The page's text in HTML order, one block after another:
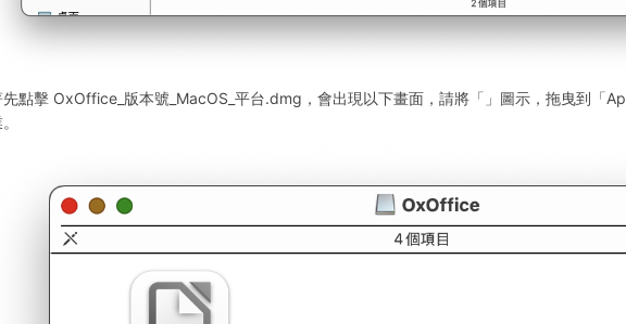
先點擊 OxOffice_版本號_MacOS_平台.dmg，會出現以下畫面，請將「」圖示，拖曳到「